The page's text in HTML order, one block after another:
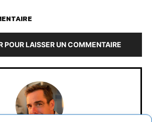
POUR LAISSER UN COMMENTAIRE